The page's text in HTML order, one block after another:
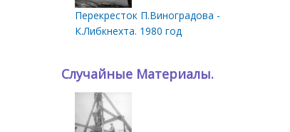
Перекресток П.Виноградова -
К.Либкнехта. 1980 год
Случайные Материалы.